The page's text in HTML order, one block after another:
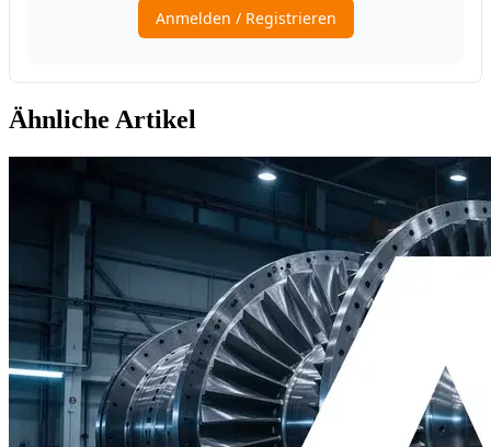
Ähnliche Artikel